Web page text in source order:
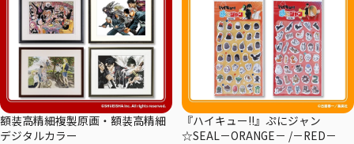
額装高精細複製原画・額装高精細
デジタルカラー
『ハイキュー!!』ぷにジャン
☆SEAL－ORANGE－ /－RED－